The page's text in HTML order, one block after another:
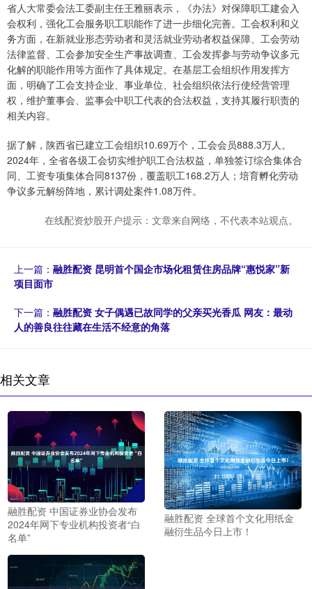
省人大常委会法工委副主任王雅丽表示，《办法》对保障职工建会入
会权利，强化工会服务职工职能作了进一步细化完善。工会权利和义
务方面，在新就业形态劳动者和灵活就业劳动者权益保障、工会劳动
法律监督、工会参加安全生产事故调查、工会发挥参与劳动争议多元
化解的职能作用等方面作了具体规定。在基层工会组织作用发挥方
面，明确了工会支持企业、事业单位、社会组织依法行使经营管理
权，维护董事会、监事会中职工代表的合法权益，支持其履行职责的
相关内容。
据了解，陕西省已建立工会组织10.69万个，工会会员888.3万人。
2024年，全省各级工会切实维护职工合法权益，单独签订综合集体合
同、工资专项集体合同8137份，覆盖职工168.2万人；培育孵化劳动
争议多元解纷阵地，累计调处案件1.08万件。
在线配资炒股开户提示：文章来自网络，不代表本站观点。
上一篇： 融胜配资 昆明首个国企市场化租赁住房品牌“惠悦家”新
项目面市
下一篇： 融胜配资 女子偶遇已故同学的父亲买光香瓜 网友：最动
人的善良往往藏在生活不经意的角落
相关文章
融胜配资 中国证券业协会发布
2024年网下专业机构投资者“白
名单”
融胜配资 全球首个文化用纸金
融衍生品今日上市！